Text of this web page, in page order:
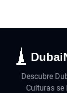
Descubre
Culturas se